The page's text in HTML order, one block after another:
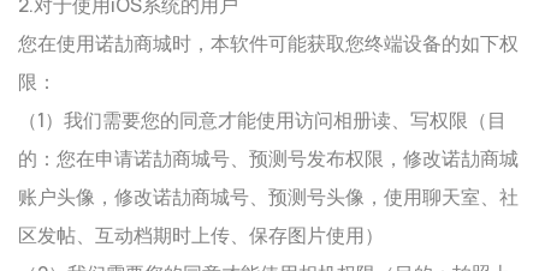
2.对于使用iOS系统的用户
您在使用诺劼商城时，本软件可能获取您终端设备的如下权
限：
（1）我们需要您的同意才能使用访问相册读、写权限（目
的：您在申请诺劼商城号、预测号发布权限，修改诺劼商城
账户头像，修改诺劼商城号、预测号头像，使用聊天室、社
区发帖、互动档期时上传、保存图片使用）